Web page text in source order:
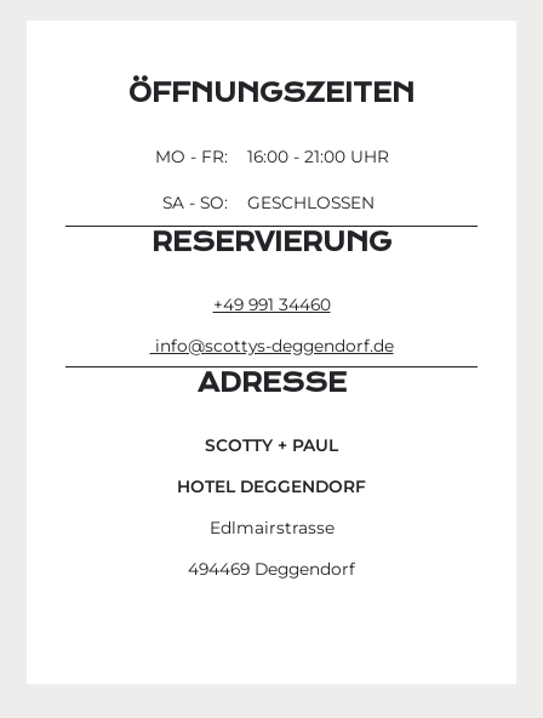
ÖFFNUNGSZEITEN
MO - FR: 16:00 - 21:00 UHR
SA - SO: GESCHLOSSEN
RESERVIERUNG
+49 991 34460
info@scottys-deggendorf.de
ADRESSE
SCOTTY + PAUL
HOTEL DEGGENDORF
Edlmairstrasse
494469 Deggendorf